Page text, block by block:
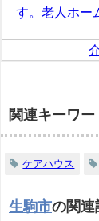
す。老人ホー
関連キーワー
ケアハウス
生駒市の関連